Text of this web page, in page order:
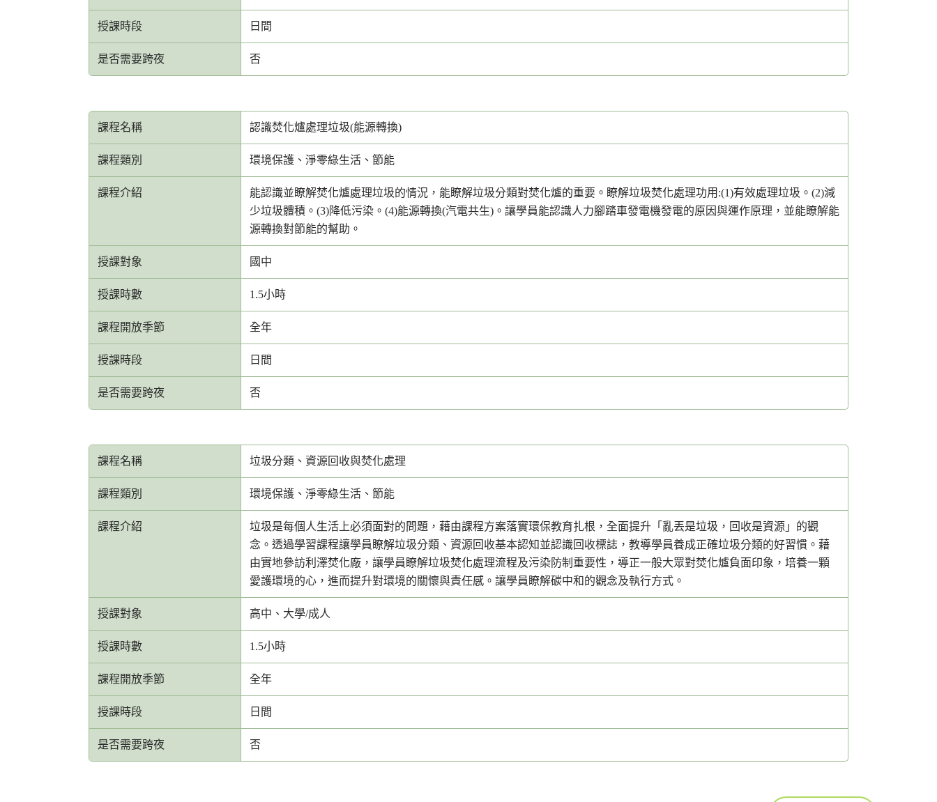
授課時段 日間
是否需要跨夜 否
課程名稱 認識焚化爐處理垃圾(能源轉換)
課程類別 環境保護、淨零綠生活、節能
課程介紹
能認識並瞭解焚化爐處理垃圾的情況，能瞭解垃圾分類對焚化爐的重要。瞭解垃圾焚化處理功用:(1)有效處理垃圾。(2)減
少垃圾體積。(3)降低污染。(4)能源轉換(汽電共生)。讓學員能認識人力腳踏車發電機發電的原因與運作原理，並能瞭解能
源轉換對節能的幫助。
授課對象 國中
授課時數 1.5小時
課程開放季節 全年
授課時段 日間
是否需要跨夜 否
課程名稱 垃圾分類、資源回收與焚化處理
課程類別 環境保護、淨零綠生活、節能
課程介紹
垃圾是每個人生活上必須面對的問題，藉由課程方案落實環保教育扎根，全面提升「亂丟是垃圾，回收是資源」的觀
念。透過學習課程讓學員瞭解垃圾分類、資源回收基本認知並認識回收標誌，教導學員養成正確垃圾分類的好習慣。藉
由實地參訪利澤焚化廠，讓學員瞭解垃圾焚化處理流程及污染防制重要性，導正一般大眾對焚化爐負面印象，培養一顆
愛護環境的心，進而提升對環境的關懷與責任感。讓學員瞭解碳中和的觀念及執行方式。
授課對象 高中、大學/成人
授課時數 1.5小時
課程開放季節 全年
授課時段 日間
是否需要跨夜 否